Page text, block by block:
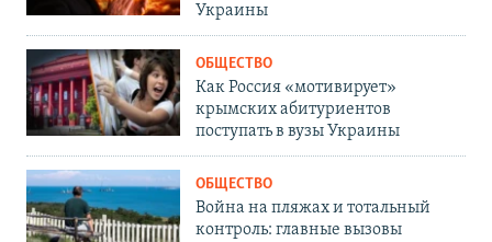
Украины
ОБЩЕСТВО
Как Россия «мотивирует»
крымских абитуриентов
поступать в вузы Украины
ОБЩЕСТВО
Война на пляжах и тотальный
контроль: главные вызовы